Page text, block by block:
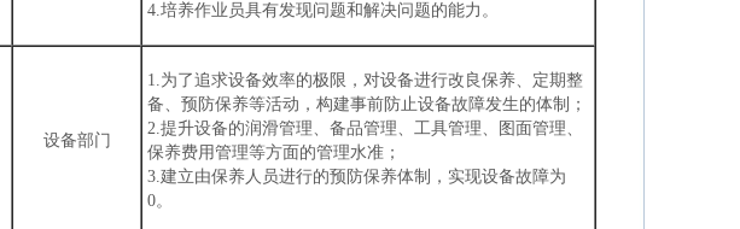
4.培养作业员具有发现问题和解决问题的能力。
设备部门
1.为了追求设备效率的极限，对设备进行改良保养、定期整
备、预防保养等活动，构建事前防止设备故障发生的体制；
2.提升设备的润滑管理、备品管理、工具管理、图面管理、
保养费用管理等方面的管理水准；
3.建立由保养人员进行的预防保养体制，实现设备故障为
0。